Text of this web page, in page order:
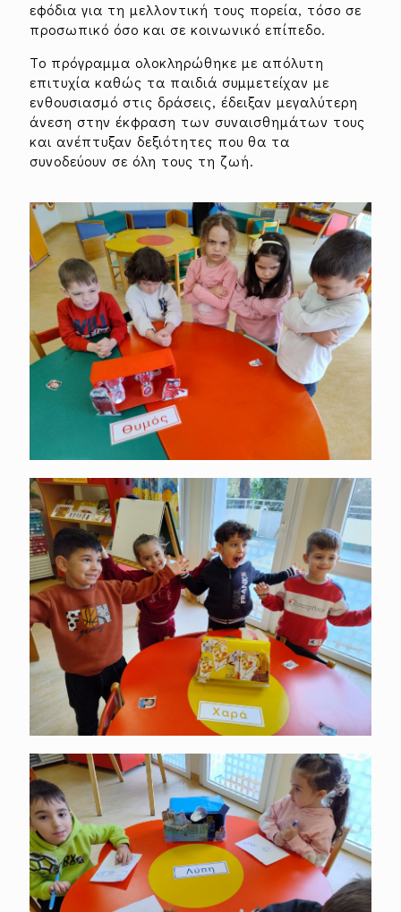
εφόδια για τη μελλοντική τους πορεία, τόσο σε
προσωπικό όσο και σε κοινωνικό επίπεδο.
Το πρόγραμμα ολοκληρώθηκε με απόλυτη
επιτυχία καθώς τα παιδιά συμμετείχαν με
ενθουσιασμό στις δράσεις, έδειξαν μεγαλύτερη
άνεση στην έκφραση των συναισθημάτων τους
και ανέπτυξαν δεξιότητες που θα τα
συνοδεύουν σε όλη τους τη ζωή.